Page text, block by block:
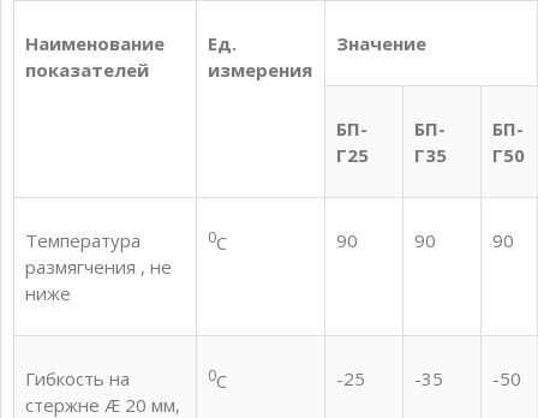
Наименование
показателей
Ед.
измерения
Значение
БП-
Г25
БП-
Г35
БП-
Г50
Температура
размягчения , не
ниже
0С 90 90 90
Гибкость на
стержне Æ 20 мм,
0С -25 -35 -50